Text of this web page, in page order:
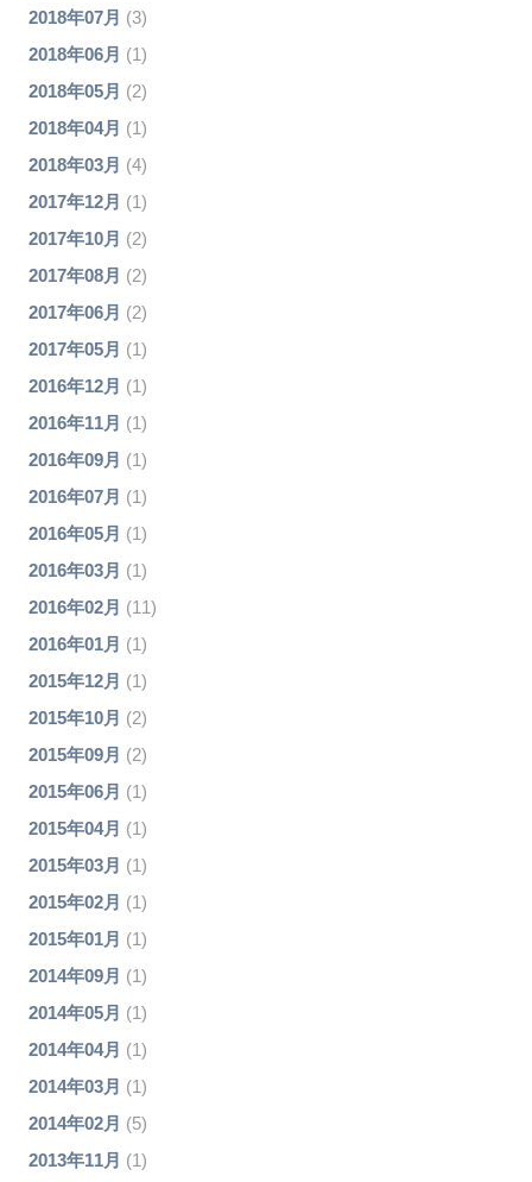
2018年07月 (3)
2018年06月 (1)
2018年05月 (2)
2018年04月 (1)
2018年03月 (4)
2017年12月 (1)
2017年10月 (2)
2017年08月 (2)
2017年06月 (2)
2017年05月 (1)
2016年12月 (1)
2016年11月 (1)
2016年09月 (1)
2016年07月 (1)
2016年05月 (1)
2016年03月 (1)
2016年02月 (11)
2016年01月 (1)
2015年12月 (1)
2015年10月 (2)
2015年09月 (2)
2015年06月 (1)
2015年04月 (1)
2015年03月 (1)
2015年02月 (1)
2015年01月 (1)
2014年09月 (1)
2014年05月 (1)
2014年04月 (1)
2014年03月 (1)
2014年02月 (5)
2013年11月 (1)